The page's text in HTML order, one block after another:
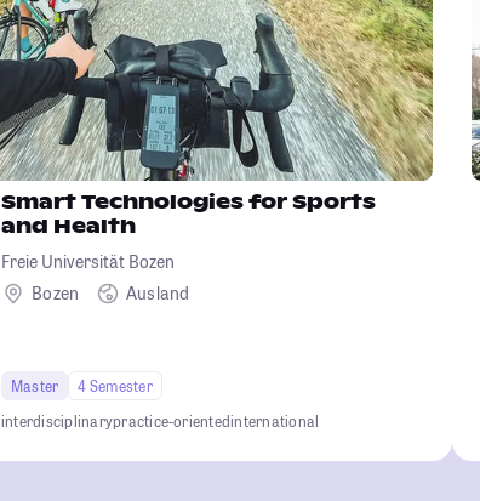
Smart Technologies for Sports
and Health
Freie Universität Bozen
Bozen
Ausland
Master
4 Semester
interdisciplinarypractice-orientedinternational